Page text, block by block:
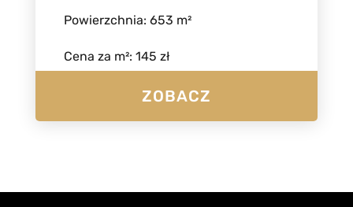
Powierzchnia: 653 m²
Cena za m²: 145 zł
ZOBACZ